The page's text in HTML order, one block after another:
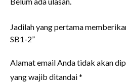
Jadilah yang pertama
SB1-2”
Alamat email Anda tidak akan
yang wajib ditandai*